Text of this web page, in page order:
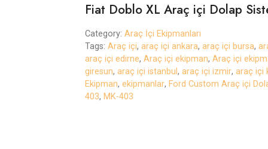
Fiat Doblo XL Araç içi Dolap
Category: Araç İçi Ekipmanları
Tags: Araç içi, araç içi ankara, araç içi bursa,
araç içi edirne, Araç içi ekipman, Araç içi
giresun, araç içi istanbul , araç içi izmir, araç içi
Ekipman, ekipmanlar, Ford Custom Araç içi
403, MK-403